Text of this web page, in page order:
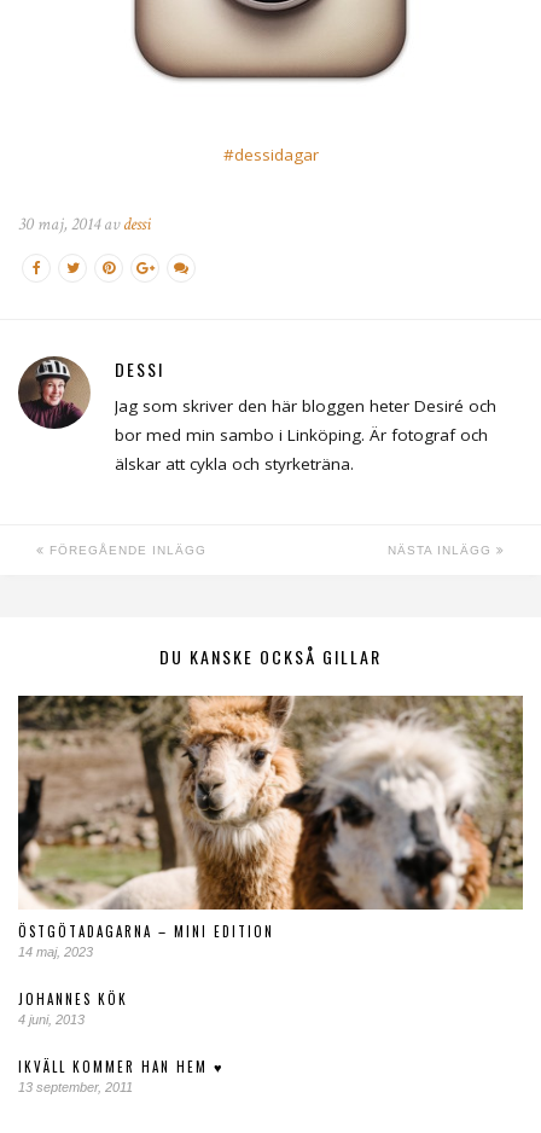
#dessidagar
30 maj, 2014 avdessi
DESSI
Jag som skriver den här bloggen heter Desiré och
bor med min sambo i Linköping. Är fotograf och
älskar att cykla och styrketräna.
FÖREGÅENDE INLÄGG NÄSTA INLÄGG
DU KANSKE OCKSÅ GILLAR
ÖSTGÖTADAGARNA – MINI EDITION
14 maj, 2023
JOHANNES KÖK
4 juni, 2013
IKVÄLL KOMMER HAN HEM ♥
13 september, 2011